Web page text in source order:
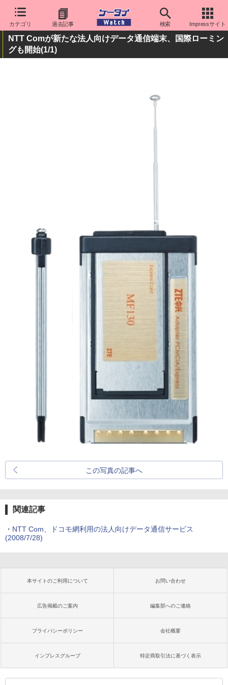
カテゴリ 過去記事 検索 Impressサイト
NTT Comが新たな法人向けデータ通信端末、国際ローミン
グも開始(1/1)
この写真の記事へ
関連記事
・ NTT Com、ドコモ網利用の法人向けデータ通信サービス
(2008/7/28)
本サイトのご利用について お問い合わせ
広告掲載のご案内 編集部へのご連絡
プライバシーポリシー 会社概要
インプレスグループ 特定商取引法に基づく表示